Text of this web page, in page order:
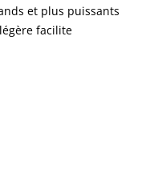
et plus puissants
facilite